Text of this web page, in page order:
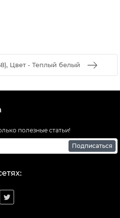
Цвет - Теплый белый
полезные статьи!
Подписаться